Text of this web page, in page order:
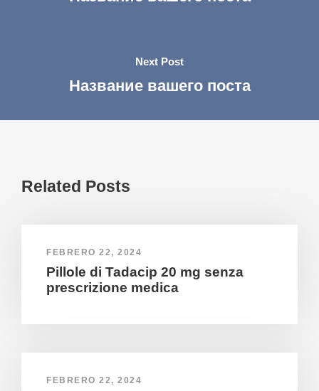
Next Post
Название вашего поста
Related Posts
FEBRERO 22, 2024
Pillole di Tadacip 20 mg senza
prescrizione medica
FEBRERO 22, 2024